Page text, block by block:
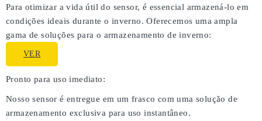
Para otimizar a vida útil do sensor, é essencial armazená-lo em
condições ideais durante o inverno. Oferecemos uma ampla
gama de soluções para o armazenamento de inverno:
VER
Pronto para uso imediato:
Nosso sensor é entregue em um frasco com uma solução de
armazenamento exclusiva para uso instantâneo.